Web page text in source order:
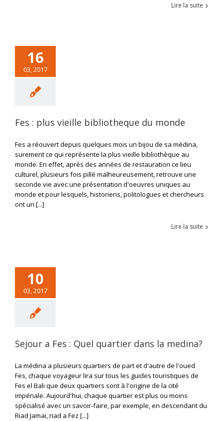
Lire la suite
16
03, 2017
Fes : plus vieille bibliotheque du monde
Fes a réouvert depuis quelques mois un bijou de sa médina,
surement ce qui représente la plus vieille bibliothèque au
monde. En effet, après des années de restauration ce lieu
culturel, plusieurs fois pillé malheureusement, retrouve une
seconde vie avec une présentation d'oeuvres uniques au
monde et pour lesquels, historiens, politologues et chercheurs
ont un [...]
Lire la suite
10
03, 2017
Sejour a Fes : Quel quartier dans la medina?
La médina a plusieurs quartiers de part et d'autre de l'oued
Fes, chaque voyageur lira sur tous les guides touristiques de
Fes el Bali que deux quartiers sont à l'origine de la cité
impériale. Aujourd'hui, chaque quartier est plus ou moins
spécialisé avec un savoir-faire, par exemple, en descendant du
Riad Jamai, riad a Fez [...]